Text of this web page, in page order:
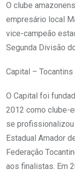
O clube
empresário local
vice-campeão
Segunda Divisão
Capital – Tocantins
O Capital foi
2012 como clube-
se
Estadual Amador
Federação
aos finalistas. Em